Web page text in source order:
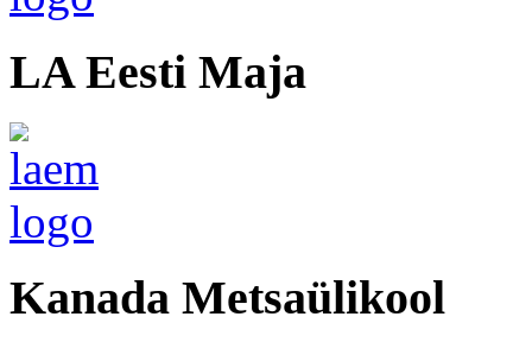
LA Eesti Maja
Kanada Metsaülikool